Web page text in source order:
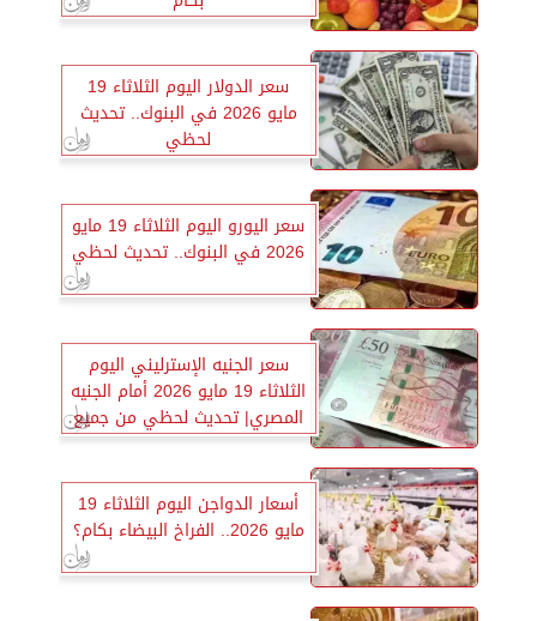
سعر الدولار اليوم الثلاثاء 19
مايو 2026 في البنوك.. تحديث
لحظي
سعر اليورو اليوم الثلاثاء 19 مايو
2026 في البنوك.. تحديث لحظي
سعر الجنيه الإسترليني اليوم
الثلاثاء 19 مايو 2026 أمام الجنيه
المصري| تحديث لحظي من جميع
البنوك
أسعار الدواجن اليوم الثلاثاء 19
مايو 2026.. الفراخ البيضاء بكام؟